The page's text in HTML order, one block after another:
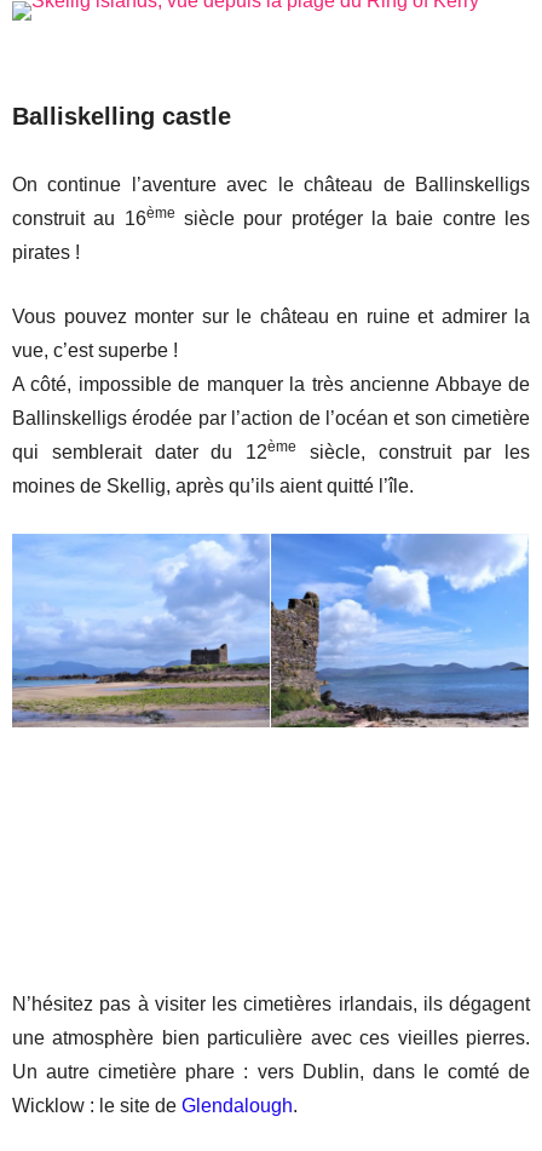
Balliskelling castle
On continue l’aventure avec le château de Ballinskelligs
construit au 16ème siècle pour protéger la baie contre les
pirates !
Vous pouvez monter sur le château en ruine et admirer la
vue, c’est superbe !
A côté, impossible de manquer la très ancienne Abbaye de
Ballinskelligs érodée par l’action de l’océan et son cimetière
qui semblerait dater du 12ème
siècle, construit par les
moines de Skellig, après qu’ils aient quitté l’île.
N’hésitez pas à visiter les cimetières irlandais, ils dégagent
une atmosphère bien particulière avec ces vieilles pierres.
Un autre cimetière phare : vers Dublin, dans le comté de
Wicklow : le site de Glendalough.